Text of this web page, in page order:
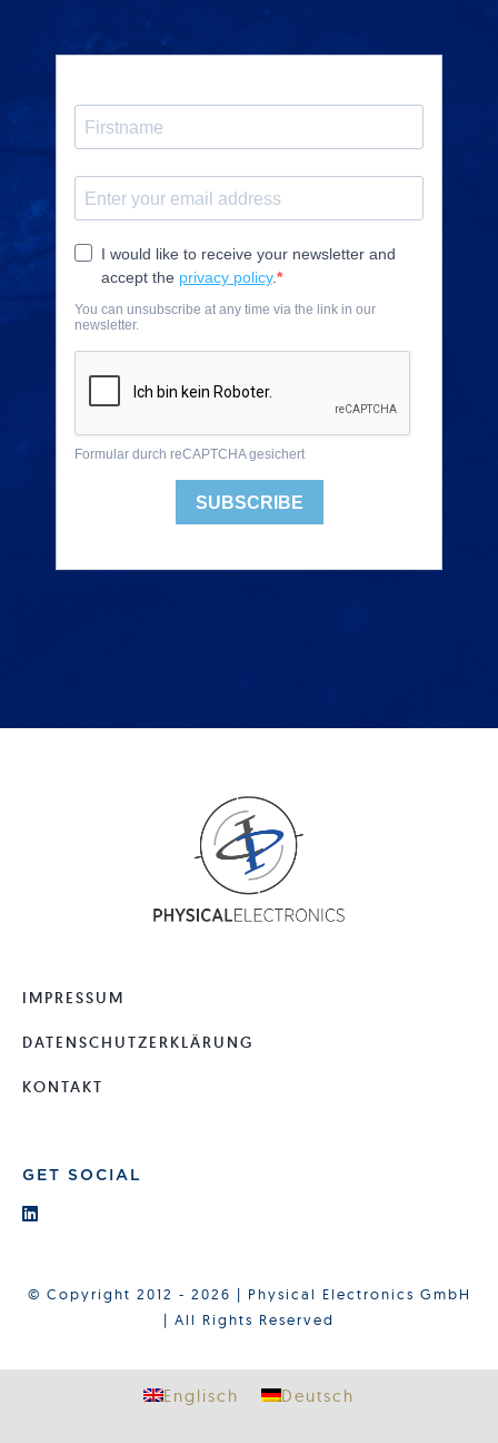
IMPRESSUM
DATENSCHUTZERKLÄRUNG
KONTAKT
GET SOCIAL
© Copyright 2012 - 2026 | Physical Electronics GmbH
| All Rights Reserved
Englisch Deutsch